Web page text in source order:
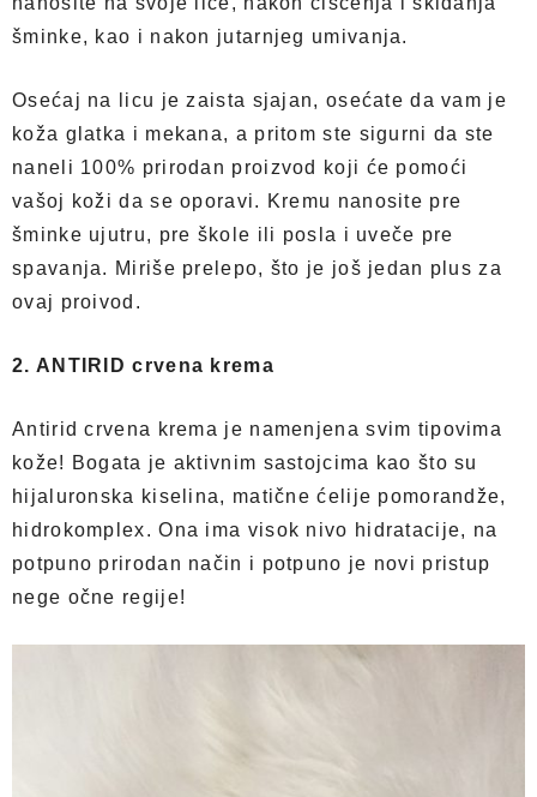
šminke, kao i nakon jutarnjeg umivanja.
Osećaj na licu je zaista sjajan, osećate da vam je
koža glatka i mekana, a pritom ste sigurni da ste
naneli 100% prirodan proizvod koji će pomoći
vašoj koži da se oporavi. Kremu nanosite pre
šminke ujutru, pre škole ili posla i uveče pre
spavanja. Miriše prelepo, što je još jedan plus za
ovaj proivod.
2. ANTIRID crvena krema
Antirid crvena krema je namenjena svim tipovima
kože! Bogata je aktivnim sastojcima kao što su
hijaluronska kiselina, matične ćelije pomorandže,
hidrokomplex. Ona ima visok nivo hidratacije, na
potpuno prirodan način i potpuno je novi pristup
nege očne regije!